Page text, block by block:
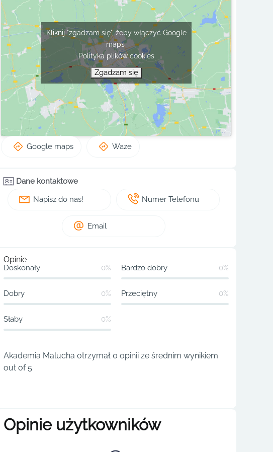
Kliknij "zgadzam się", żeby włączyć Google
maps
Polityka plików cookies
Zgadzam się
Google maps Waze
Dane kontaktowe
Napisz do nas!
Numer Telefonu
Email
Opinie
Doskonały 0% Bardzo dobry 0%
Dobry 0% Przeciętny 0%
Słaby 0%
Akademia Malucha otrzymał 0 opinii ze średnim wynikiem
out of 5
Opinie użytkowników